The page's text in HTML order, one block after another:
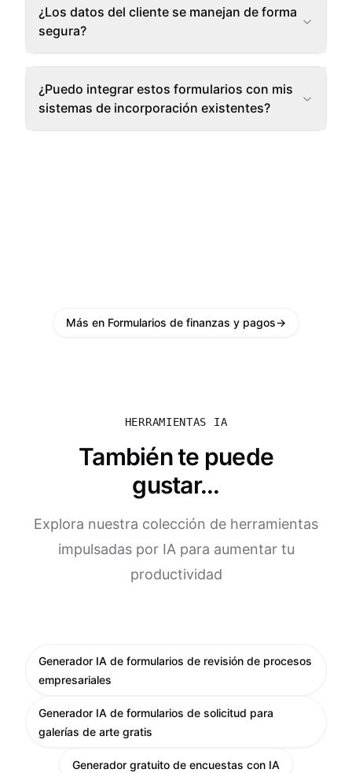
¿Los datos del cliente se manejan de forma
segura?
¿Puedo integrar estos formularios con mis
sistemas de incorporación existentes?
Más en Formularios de finanzas y pagos→
HERRAMIENTAS IA
También te puede
gustar...
Explora nuestra colección de herramientas
impulsadas por IA para aumentar tu
productividad
Generador IA de formularios de revisión de procesos
empresariales
Generador IA de formularios de solicitud para
galerías de arte gratis
Generador gratuito de encuestas con IA